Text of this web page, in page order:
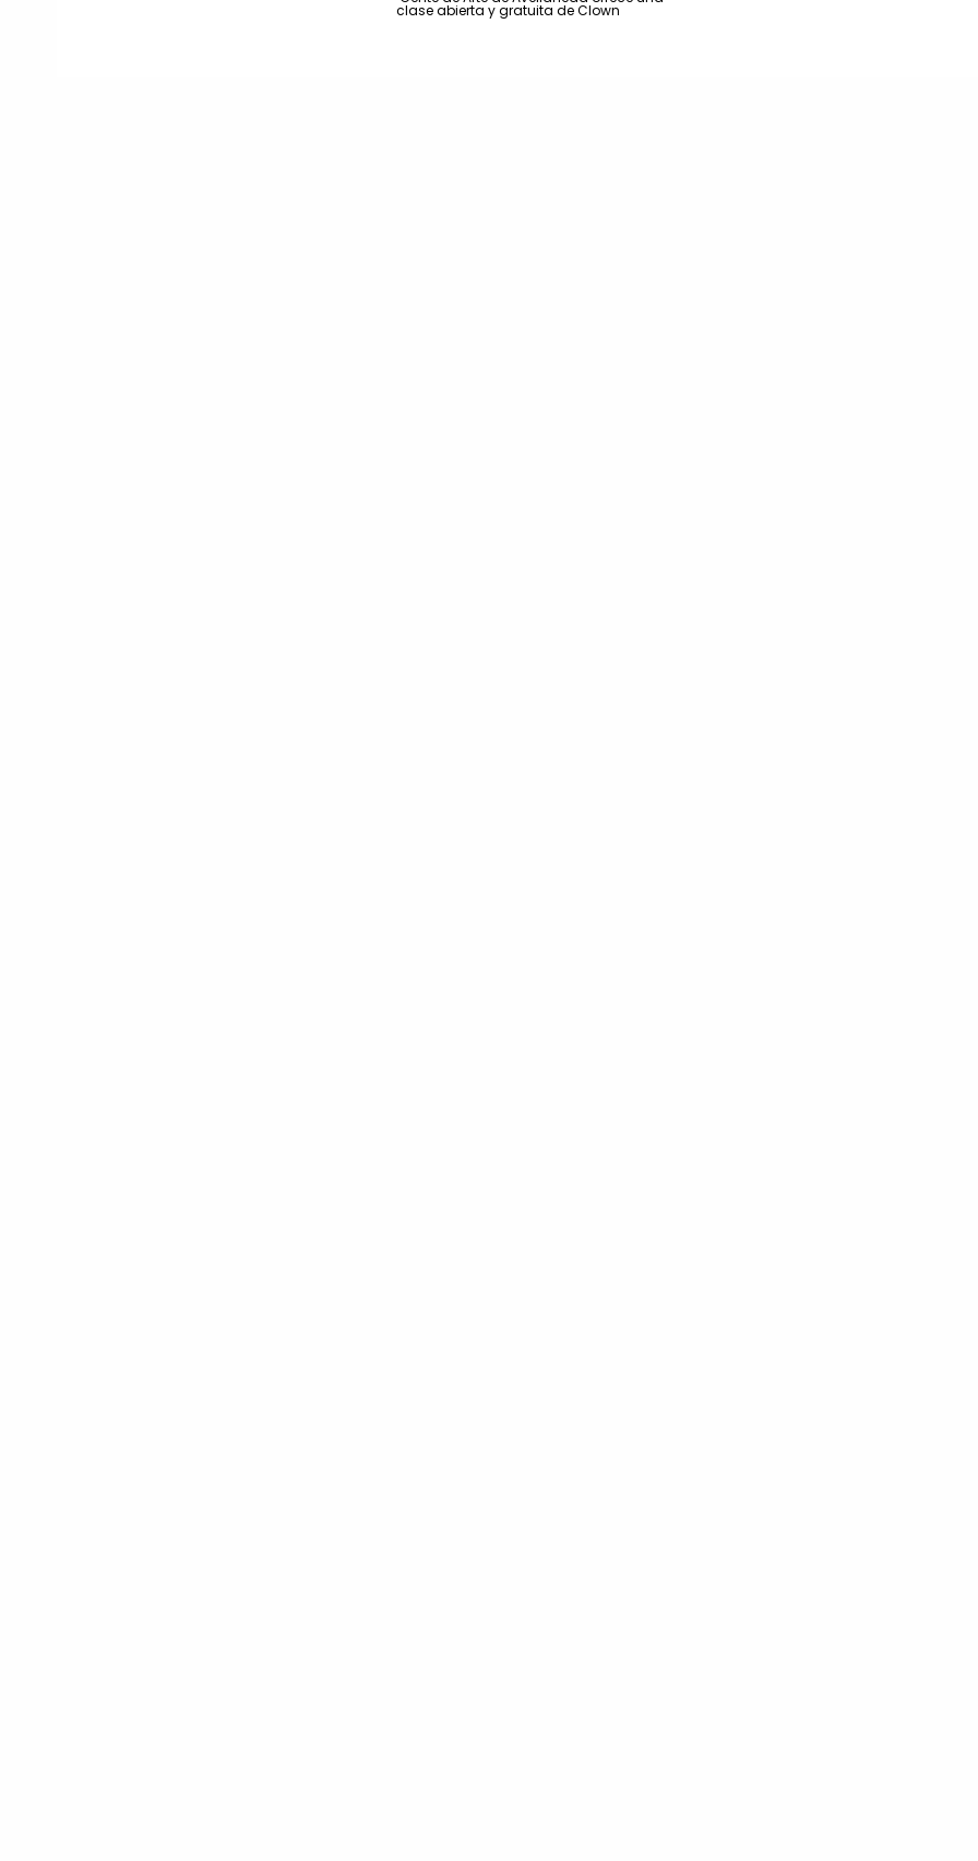
clase abierta y gratuita de Clown